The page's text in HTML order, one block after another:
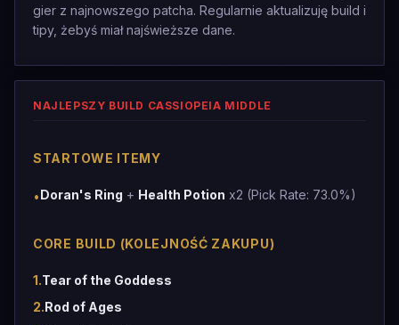
gier z najnowszego patcha. Regularnie aktualizuję build i
tipy, żebyś miał najświeższe dane.
NAJLEPSZY BUILD CASSIOPEIA MIDDLE
STARTOWE ITEMY
•Doran's Ring + Health Potion x2 (Pick Rate: 73.0%)
CORE BUILD (KOLEJNOŚĆ ZAKUPU)
1.Tear of the Goddess
2.Rod of Ages